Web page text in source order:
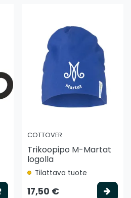
Lisää koriin
COTTOVER
Trikoopipo M-Martat
logolla
Tilattava tuote
17,50 €